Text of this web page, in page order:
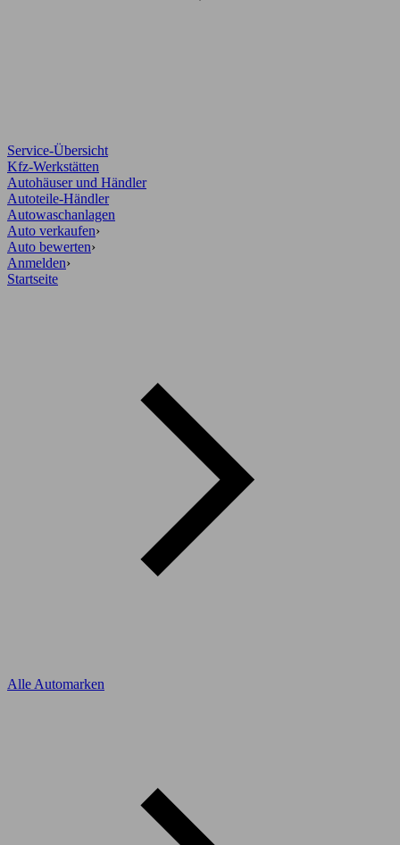
Service-Übersicht
Kfz-Werkstätten
Autohäuser und Händler
Autoteile-Händler
Autowaschanlagen
Auto verkaufen›
Auto bewerten›
Anmelden›
Startseite
Alle Automarken